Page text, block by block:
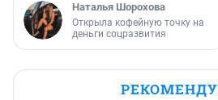
Наталья Шорохова
Открыла кофейную точку на
деньги соцразвития